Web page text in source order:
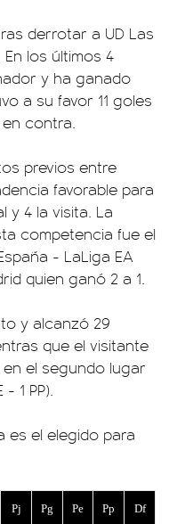
derrotar a UD Las
los últimos 4
y ha ganado
a su favor 11 goles
contra.
previos entre
favorable para
y 4 la visita. La
competencia fue el
- LaLiga EA
quien ganó 2 a 1.
y alcanzó 29
que el visitante
el segundo lugar
1 PP).
es el elegido para
Pj Pg Pe Pp Df